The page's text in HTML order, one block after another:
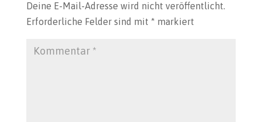
Deine E-Mail-Adresse wird nicht veröffentlicht.
Erforderliche Felder sind mit * markiert